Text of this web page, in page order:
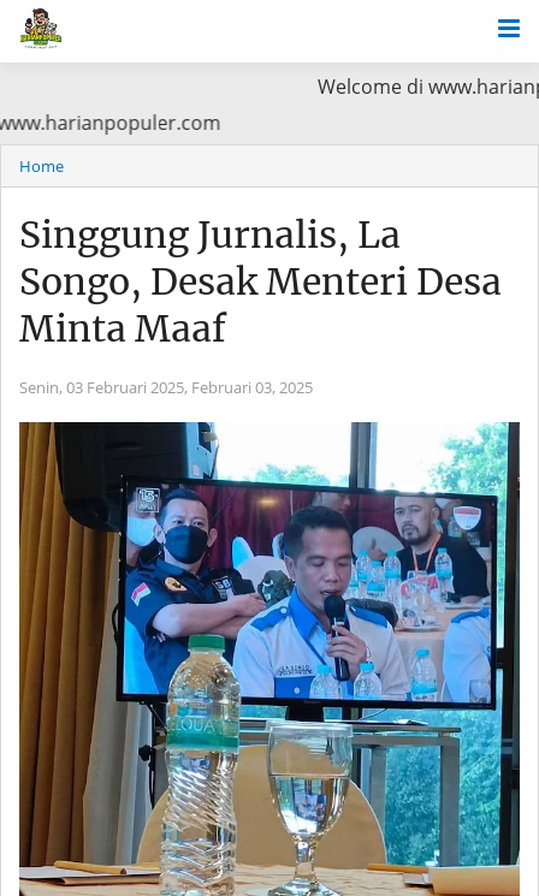
Welcome di
Baca di www.harianpopuler.com
Home
Singgung Jurnalis, La
Songo, Desak Menteri Desa
Minta Maaf
Senin, 03 Februari 2025, Februari 03, 2025